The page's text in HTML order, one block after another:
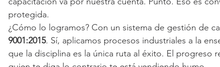
protegida.
¿Cómo lo logramos? Con un sistema de gestión de
9001:2015. Sí, aplicamos procesos industriales a la
que la disciplina es la única ruta al éxito. El progreso